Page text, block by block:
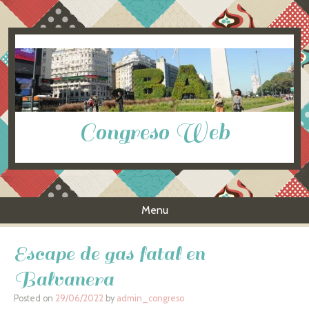
Congreso Web
Menu
Escape de gas fatal en
Balvanera
Posted on 29/06/2022 by admin_congreso